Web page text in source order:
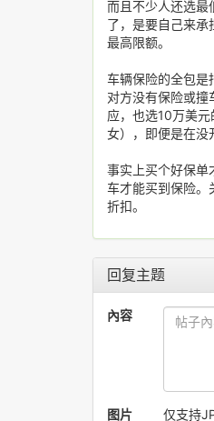
而且不少人还选最
了，是要自己来
最高限额。
车辆保险的全包
对方没有保险或
应，也选10万美
女），即便是在没
事实上买个好保单
车才能买到保险。
折扣。
回复主题
內容
图片 仅支持